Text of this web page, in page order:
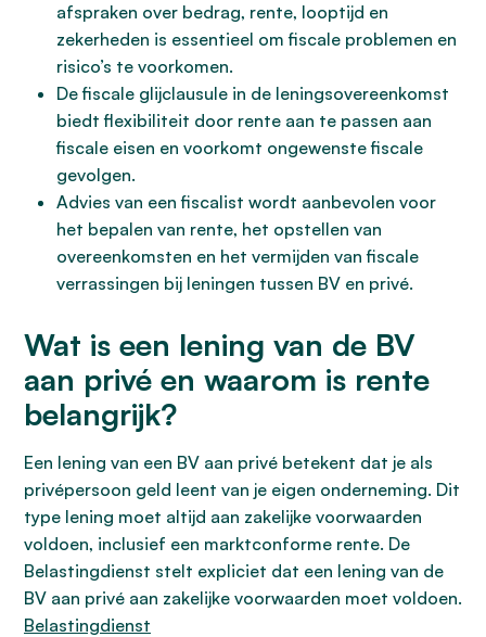
afspraken over bedrag, rente, looptijd en
zekerheden is essentieel om fiscale problemen en
risico’s te voorkomen.
De fiscale glijclausule in de leningsovereenkomst
biedt flexibiliteit door rente aan te passen aan
fiscale eisen en voorkomt ongewenste fiscale
gevolgen.
Advies van een fiscalist wordt aanbevolen voor
het bepalen van rente, het opstellen van
overeenkomsten en het vermijden van fiscale
verrassingen bij leningen tussen BV en privé.
Wat is een lening van de BV
aan privé en waarom is rente
belangrijk?
Een lening van een BV aan privé betekent dat je als
privépersoon geld leent van je eigen onderneming. Dit
type lening moet altijd aan zakelijke voorwaarden
voldoen, inclusief een marktconforme rente. De
Belastingdienst stelt expliciet dat een lening van de
BV aan privé aan zakelijke voorwaarden moet voldoen.
Belastingdienst